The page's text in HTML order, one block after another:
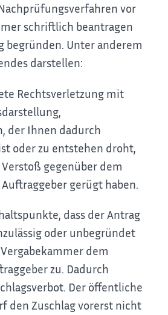
vor
schriftlich beantragen
begründen. Unter anderem
darstellen:
Rechtsverletzung mit
der Ihnen dadurch
oder zu entstehen droht,
Verstoß gegenüber dem
gerügt haben.
dass der Antrag
oder unbegründet
dem
zu. Dadurch
Der öffentliche
den Zuschlag vorerst nicht